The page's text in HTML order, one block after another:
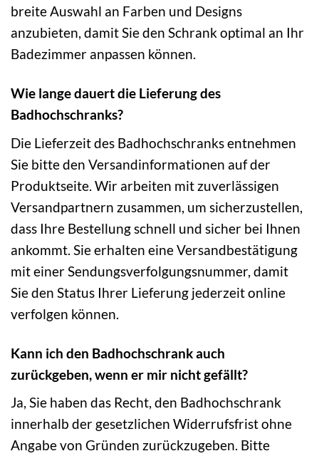
breite Auswahl an Farben und Designs
anzubieten, damit Sie den Schrank optimal an Ihr
Badezimmer anpassen können.
Wie lange dauert die Lieferung des
Badhochschranks?
Die Lieferzeit des Badhochschranks entnehmen
Sie bitte den Versandinformationen auf der
Produktseite. Wir arbeiten mit zuverlässigen
Versandpartnern zusammen, um sicherzustellen,
dass Ihre Bestellung schnell und sicher bei Ihnen
ankommt. Sie erhalten eine Versandbestätigung
mit einer Sendungsverfolgungsnummer, damit
Sie den Status Ihrer Lieferung jederzeit online
verfolgen können.
Kann ich den Badhochschrank auch
zurückgeben, wenn er mir nicht gefällt?
Ja, Sie haben das Recht, den Badhochschrank
innerhalb der gesetzlichen Widerrufsfrist ohne
Angabe von Gründen zurückzugeben. Bitte